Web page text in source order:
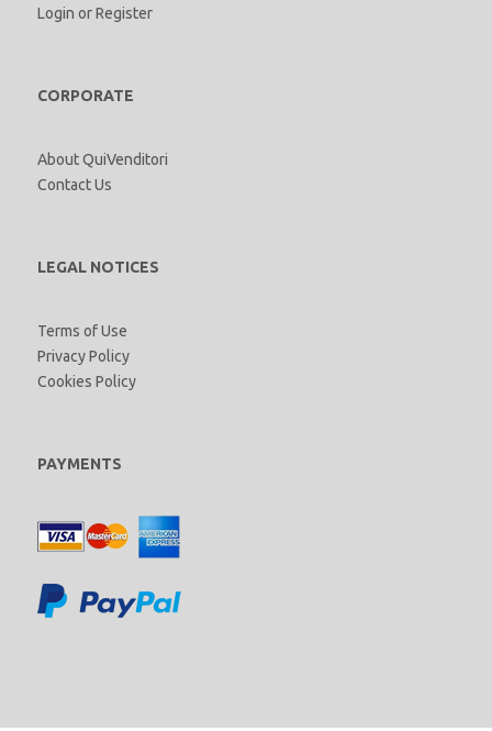
Login orRegister
CORPORATE
About QuiVenditori
Contact Us
LEGAL NOTICES
Terms of Use
Privacy Policy
Cookies Policy
PAYMENTS